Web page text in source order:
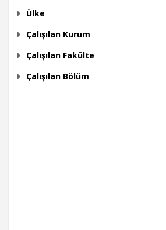
Ülke
Çalışılan Kurum
Çalışılan Fakülte
Çalışılan Bölüm